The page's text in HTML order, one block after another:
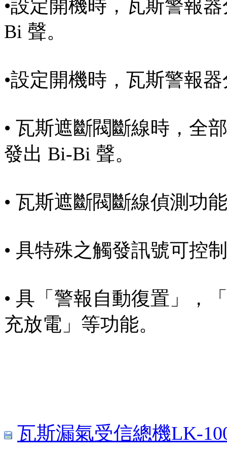
•設定開機時，瓦斯警報
Bi 聲。
•設定開機時，瓦斯警報
• 瓦斯遮斷閥斷線時，全
發出 Bi-Bi 聲。
• 瓦斯遮斷閥斷線偵測功
• 具特殊之觸發訊號可控
• 具「警報自動復置」，
充放電」等功能。
瓦斯漏氣受信總機LK-